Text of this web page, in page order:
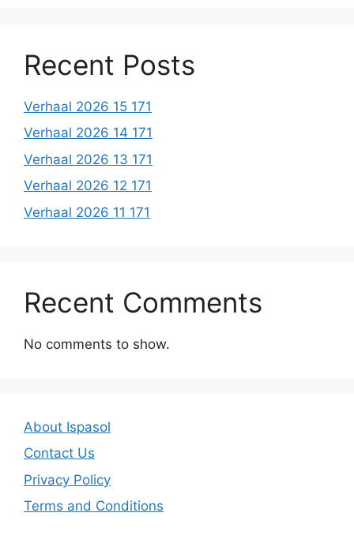
Recent Posts
Verhaal 2026 15 171
Verhaal 2026 14 171
Verhaal 2026 13 171
Verhaal 2026 12 171
Verhaal 2026 11 171
Recent Comments
No comments to show.
About Ispasol
Contact Us
Privacy Policy
Terms and Conditions